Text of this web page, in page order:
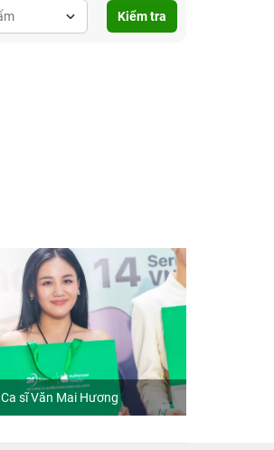
Kiểm tra
Ca sĩ Văn Mai Hương